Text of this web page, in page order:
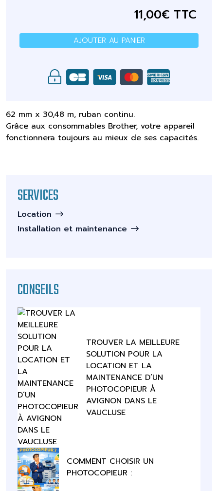
11,00€ TTC
AJOUTER AU PANIER
62 mm x 30,48 m, ruban continu.
Grâce aux consommables Brother, votre appareil
fonctionnera toujours au mieux de ses capacités.
SERVICES
Location
Installation et maintenance
CONSEILS
TROUVER LA MEILLEURE
SOLUTION POUR LA
LOCATION ET LA
MAINTENANCE D’UN
PHOTOCOPIEUR À
AVIGNON DANS LE
VAUCLUSE
COMMENT CHOISIR UN
PHOTOCOPIEUR :